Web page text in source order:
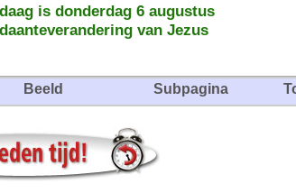
is donderdag 6 augustus
van Jezus
Beeld Subpagina